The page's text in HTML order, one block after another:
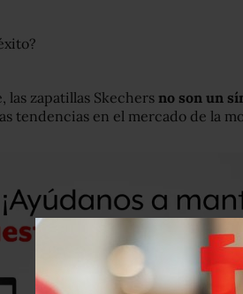
las zapatillas Skechers no son un
tendencias en el mercado de la